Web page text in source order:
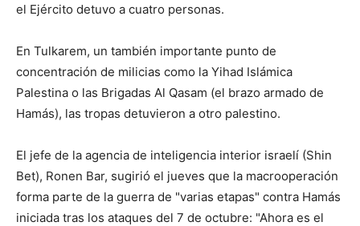
el Ejército detuvo a cuatro personas.
En Tulkarem, un también importante punto de
concentración de milicias como la Yihad Islámica
Palestina o las Brigadas Al Qasam (el brazo armado de
Hamás), las tropas detuvieron a otro palestino.
El jefe de la agencia de inteligencia interior israelí (Shin
Bet), Ronen Bar, sugirió el jueves que la macrooperación
forma parte de la guerra de "varias etapas" contra Hamás
iniciada tras los ataques del 7 de octubre: "Ahora es el